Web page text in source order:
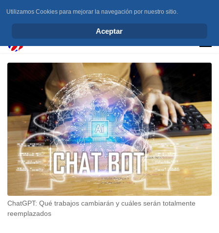
ChatGPT: Qué trabajos cambiarán y cuáles serán totalmente
reemplazados
Utilizamos Cookies para mejorar la navegación por nuestro sitio.
Aceptar